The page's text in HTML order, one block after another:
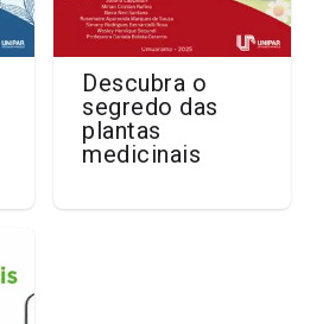
Descubra o
segredo das
plantas
medicinais